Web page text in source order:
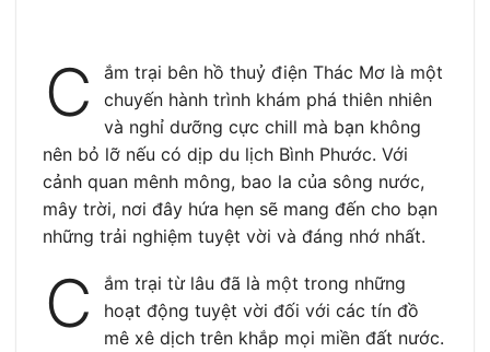
C
ắm trại bên hồ thuỷ điện Thác Mơ là một
chuyến hành trình khám phá thiên nhiên
và nghỉ dưỡng cực chill mà bạn không
nên bỏ lỡ nếu có dịp du lịch Bình Phước. Với
cảnh quan mênh mông, bao la của sông nước,
mây trời, nơi đây hứa hẹn sẽ mang đến cho bạn
những trải nghiệm tuyệt vời và đáng nhớ nhất.
C
ắm trại từ lâu đã là một trong những
hoạt động tuyệt vời đối với các tín đồ
mê xê dịch trên khắp mọi miền đất nước.